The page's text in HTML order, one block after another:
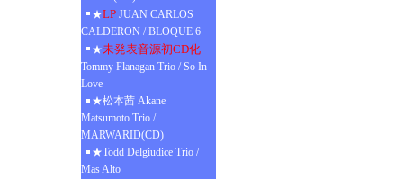
★LP JUAN CARLOS
CALDERON / BLOQUE 6
★未発表音源初CD化
Tommy Flanagan Trio / So In
Love
★松本茜 Akane
Matsumoto Trio /
MARWARID(CD)
★Todd Delgiudice Trio /
Mas Alto